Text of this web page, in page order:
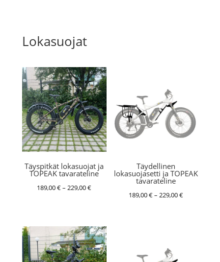
Lokasuojat
Täyspitkät lokasuojat ja
TOPEAK tavarateline
189,00€– 229,00€Hintaluokka:
229,00 €
Täydellinen
lokasuojasetti ja TOPEAK
tavarateline
189,00€– 229,00€Hintaluokka: